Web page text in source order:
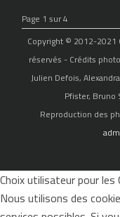
Page 1 sur 4
Copyright © 2012-2021
réservés - Crédits
Julien Defois,
Pfister, Bruno
Reproduction des
Choix utilisateur pour les
Nous utilisons des